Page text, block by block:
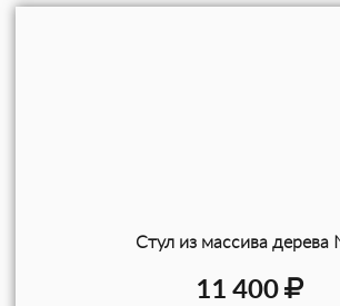
Стул из массива
11 400